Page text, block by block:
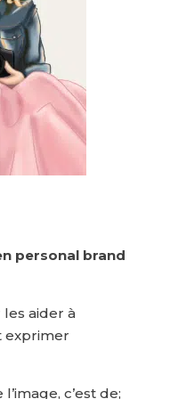
personal brand
aider à
exprimer
c’est de;